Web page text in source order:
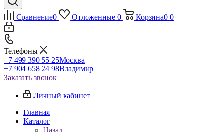
Сравнение0 Отложенные 0 Корзина0 0
Телефоны
+7 499 390 55 25Москва
+7 904 658 24 98Владимир
Заказать звонок
Личный кабинет
Главная
Каталог
Назад